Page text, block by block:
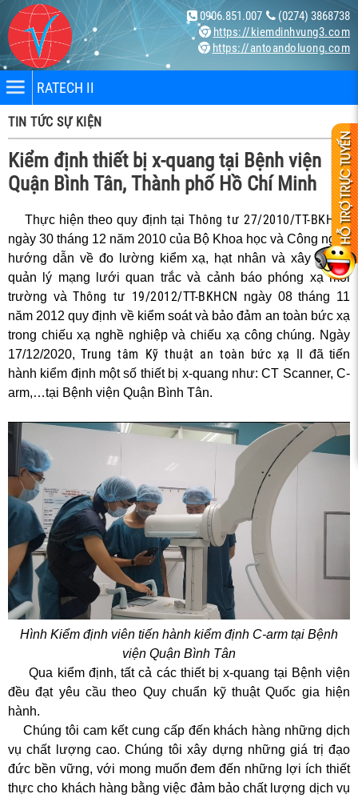
(0274) 3868738
0906.851.007
https://kiemdinhvung3.com
https://antoandoluong.com
X-
xạ,
RATECH II
TIN TỨC SỰ KIỆN
Kiểm định thiết bị x-quang tại Bệnh viện
Quận Bình Tân, Thành phố Hồ Chí Minh
Thực hiện theo quy định tạiThông tư 27/2010/TT-BKHCN
ngày 30 tháng 12 năm 2010 của Bộ Khoa học và Công nghệ
hướng dẫn về đo lường kiểm xạ, hạt nhân và xây dựng,
quản lý mạng lưới quan trắc và cảnh báo phóng xạ môi
trường vàThông tư 19/2012/TT-BKHCN ngày 08 tháng 11
năm 2012 quy định về kiểm soát và bảo đảm an toàn bức xạ
trong chiếu xạ nghề nghiệp và chiếu xạ công chúng. Ngày
17/12/2020,Trung tâm Kỹ thuật an toàn bức xạ II đã tiến
hành kiểm định một số thiết bị x-quang như: CT Scanner, C-
arm,…tại Bệnh viện Quận Bình Tân.
Hình Kiểm định viên tiến hành kiểm định C-arm tại Bệnh
viện Quận Bình Tân
Qua kiểm định, tất cả các thiết bị x-quang tại Bệnh viện
đều đạt yêu cầu theo Quy chuẩn kỹ thuật Quốc gia hiện
hành.
Chúng tôi cam kết cung cấp đến khách hàng những dịch
vụ chất lượng cao. Chúng tôi xây dựng những giá trị đạo
đức bền vững, với mong muốn đem đến những lợi ích thiết
thực cho khách hàng bằng việc đảm bảo chất lượng dịch vụ